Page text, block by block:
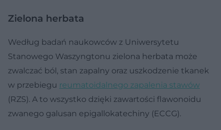
Zielona herbata
Według badań naukowców z Uniwersytetu
Stanowego Waszyngtonu zielona herbata może
zwalczać ból, stan zapalny oraz uszkodzenie tkanek
w przebiegu reumatoidalnego zapalenia stawów
(RZS). A to wszystko dzięki zawartości flawonoidu
zwanego galusan epigallokatechiny (ECCG).